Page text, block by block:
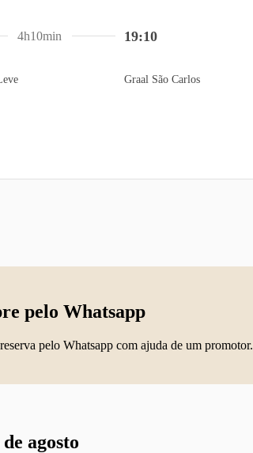
19:10
Graal São Carlos
4h10min
pelo Whatsapp
pelo Whatsapp com ajuda de um promotor.
agosto